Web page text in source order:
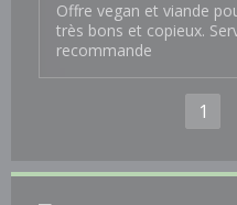
Offre vegan et viande
très bons et copieux.
recommande
1